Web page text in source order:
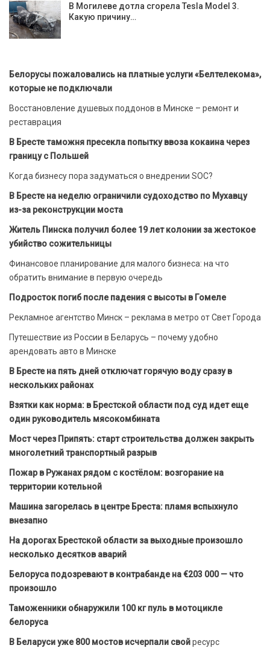
В Могилеве дотла сгорела Tesla Model 3.
Какую причину…
Белорусы пожаловались на платные услуги «Белтелекома»,
которые не подключали
Восстановление душевых поддонов в Минске – ремонт и
реставрация
В Бресте таможня пресекла попытку ввоза кокаина через
границу с Польшей
Когда бизнесу пора задуматься о внедрении SOC?
В Бресте на неделю ограничили судоходство по Мухавцу
из-за реконструкции моста
Житель Пинска получил более 19 лет колонии за жестокое
убийство сожительницы
Финансовое планирование для малого бизнеса: на что
обратить внимание в первую очередь
Подросток погиб после падения с высоты в Гомеле
Рекламное агентство Минск – реклама в метро от Свет Города
Путешествие из России в Беларусь – почему удобно
арендовать авто в Минске
В Бресте на пять дней отключат горячую воду сразу в
нескольких районах
Взятки как норма: в Брестской области под суд идет еще
один руководитель мясокомбината
Мост через Припять: старт строительства должен закрыть
многолетний транспортный разрыв
Пожар в Ружанах рядом с костёлом: возгорание на
территории котельной
Машина загорелась в центре Бреста: пламя вспыхнуло
внезапно
На дорогах Брестской области за выходные произошло
несколько десятков аварий
Белоруса подозревают в контрабанде на €203 000 — что
произошло
Таможенники обнаружили 100 кг пуль в мотоцикле
белоруса
В Беларуси уже 800 мостов исчерпали свойресурс